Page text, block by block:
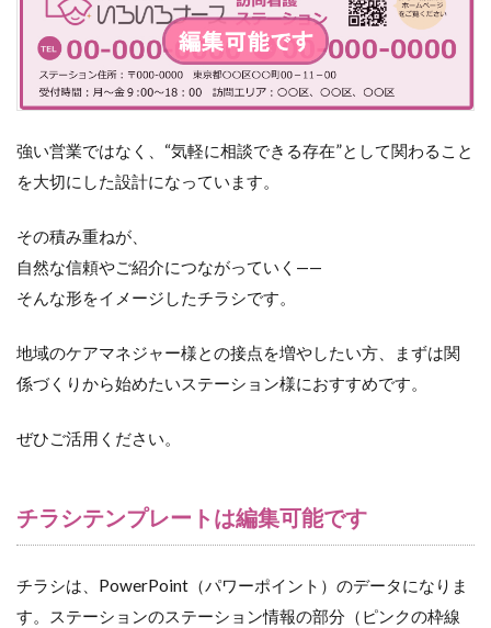
強い営業ではなく、“気軽に相談できる存在”として関わること
を大切にした設計になっています。
その積み重ねが、
自然な信頼やご紹介につながっていく——
そんな形をイメージしたチラシです。
地域のケアマネジャー様との接点を増やしたい方、まずは関
係づくりから始めたいステーション様におすすめです。
ぜひご活用ください。
チラシテンプレートは編集可能です
チラシは、PowerPoint（パワーポイント）のデータになりま
す。ステーションのステーション情報の部分（ピンクの枠線